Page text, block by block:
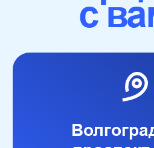
ул. Трифоновская,
д. 4
Построить маршрут